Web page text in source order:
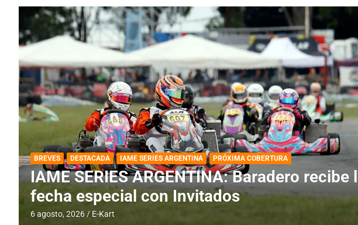
DESTACADA IAME SERIES ARGENTINA
IAME SERIES ARGENTINA: Horarios para la
fecha con Invitados
4 agosto, 2026 E-Kart